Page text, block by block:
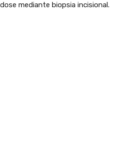
mediante biopsia incisional.